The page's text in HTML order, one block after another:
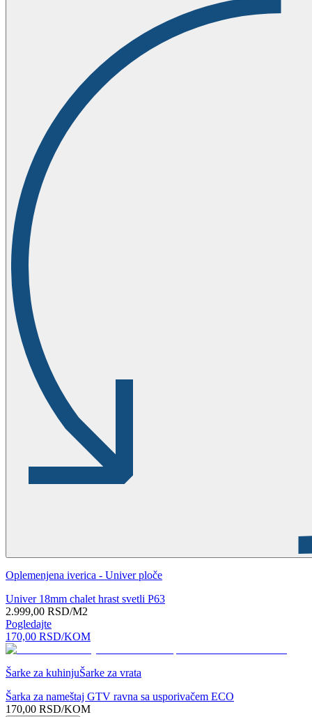
Oplemenjena iverica - Univer ploče
Univer 18mm chalet hrast svetli P63
2.999,00 RSD/M2
Pogledajte
170,00 RSD/KOM
Šarke za kuhinjuŠarke za vrata
Šarka za nameštaj GTV ravna sa usporivačem ECO
170,00 RSD/KOM